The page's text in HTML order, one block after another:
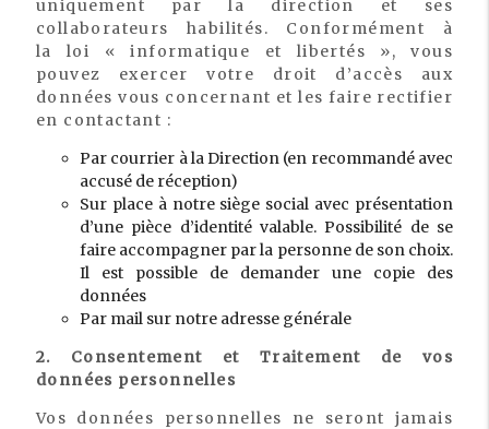
uniquement par la direction et ses
collaborateurs habilités. Conformément à
la loi « informatique et libertés », vous
pouvez exercer votre droit d’accès aux
données vous concernant et les faire rectifier
en contactant :
Par courrier à la Direction (en recommandé avec
accusé de réception)
Sur place à notre siège social avec présentation
d’une pièce d’identité valable. Possibilité de se
faire accompagner par la personne de son choix.
Il est possible de demander une copie des
données
Par mail sur notre adresse générale
2. Consentement et Traitement de vos
données personnelles
Vos données personnelles ne seront jamais